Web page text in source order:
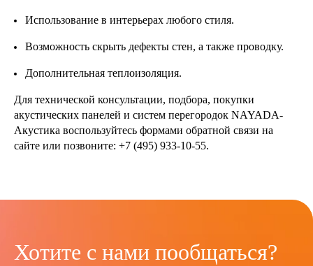
Использование в интерьерах любого стиля.
Возможность скрыть дефекты стен, а также проводку.
Дополнительная теплоизоляция.
Для технической консультации, подбора, покупки
акустических панелей и систем перегородок NAYADA-
Акустика воспользуйтесь формами обратной связи на
сайте или позвоните: +7 (495) 933-10-55.
Хотите с нами пообщаться?